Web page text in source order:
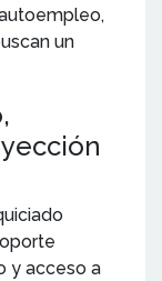
un
y acceso a